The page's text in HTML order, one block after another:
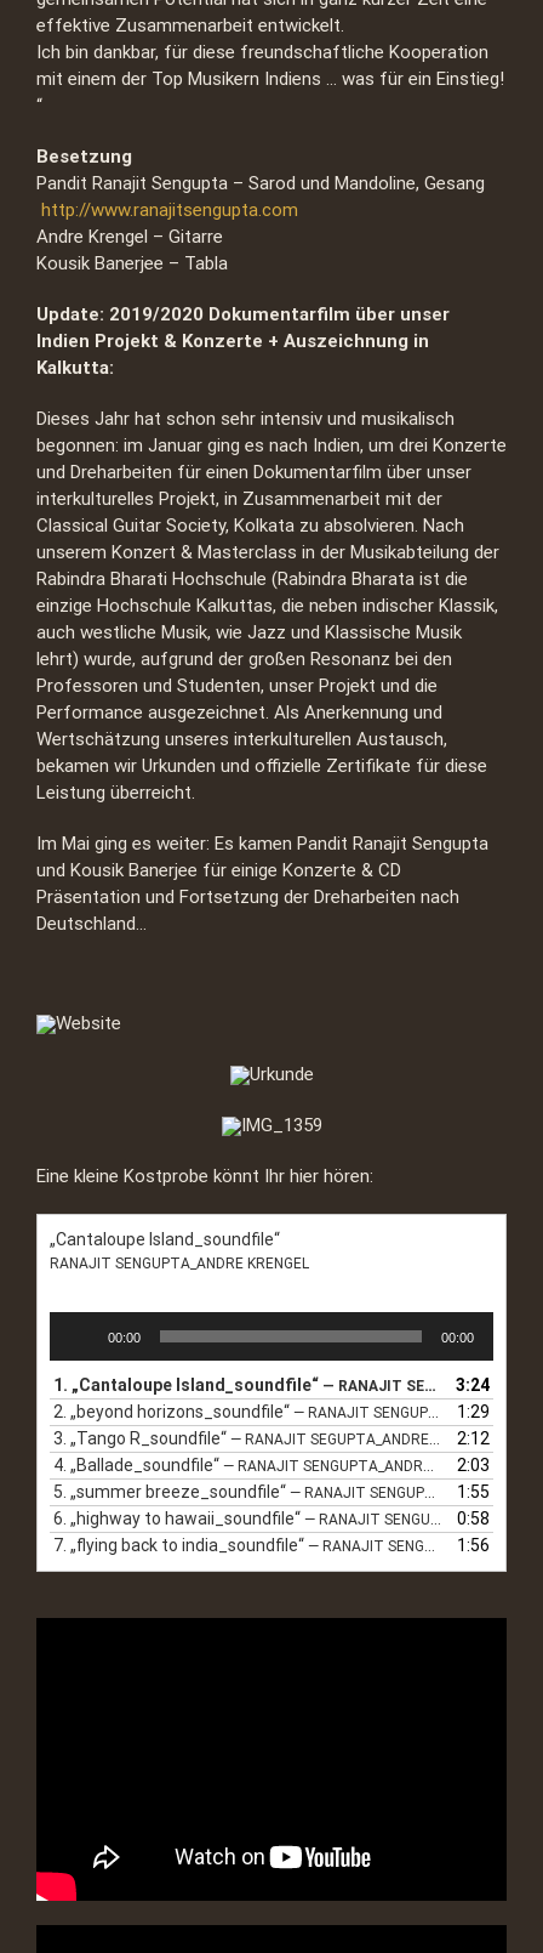
effektive Zusammenarbeit entwickelt.
Ich bin dankbar, für diese freundschaftliche Kooperation
mit einem der Top Musikern Indiens … was für ein Einstieg!
“
Besetzung
Pandit Ranajit Sengupta – Sarod und Mandoline, Gesang
http://www.ranajitsengupta.com
Andre Krengel – Gitarre
Kousik Banerjee – Tabla
Update: 2019/2020 Dokumentarfilm über unser
Indien Projekt & Konzerte + Auszeichnung in
Kalkutta:
Dieses Jahr hat schon sehr intensiv und musikalisch
begonnen: im Januar ging es nach Indien, um drei Konzerte
und Dreharbeiten für einen Dokumentarfilm über unser
interkulturelles Projekt, in Zusammenarbeit mit der
Classical Guitar Society, Kolkata zu absolvieren. Nach
unserem Konzert & Masterclass in der Musikabteilung der
Rabindra Bharati Hochschule (Rabindra Bharata ist die
einzige Hochschule Kalkuttas, die neben indischer Klassik,
auch westliche Musik, wie Jazz und Klassische Musik
lehrt) wurde, aufgrund der großen Resonanz bei den
Professoren und Studenten, unser Projekt und die
Performance ausgezeichnet. Als Anerkennung und
Wertschätzung unseres interkulturellen Austausch,
bekamen wir Urkunden und offizielle Zertifikate für diese
Leistung überreicht.
Im Mai ging es weiter: Es kamen Pandit Ranajit Sengupta
und Kousik Banerjee für einige Konzerte & CD
Präsentation und Fortsetzung der Dreharbeiten nach
Deutschland…
Eine kleine Kostprobe könnt Ihr hier hören:
„Cantaloupe Island_soundfile“
RANAJIT SENGUPTA_ANDRE KRENGEL
00:00 00:00
1. „Cantaloupe Island_soundfile“ — RANAJIT SENGUPTA_ANDRE KRENGEL
3:24
2. „beyond horizons_soundfile“ — RANAJIT SENGUPTA_ANDRE KRENGEL
1:29
3. „Tango R_soundfile“ — RANAJIT SEGUPTA_ANDRE KRENGEL
2:12
4. „Ballade_soundfile“ — RANAJIT SENGUPTA_ANDRE KRENGEL
2:03
5. „summer breeze_soundfile“ — RANAJIT SENGUPTA_ANDRE KRENGEL
1:55
6. „highway to hawaii_soundfile“ — RANAJIT SENGUPTA_ANDRE KRENGEL
0:58
7. „flying back to india_soundfile“ — RANAJIT SENGUPTA_ANDRE KRENGEL 1:56